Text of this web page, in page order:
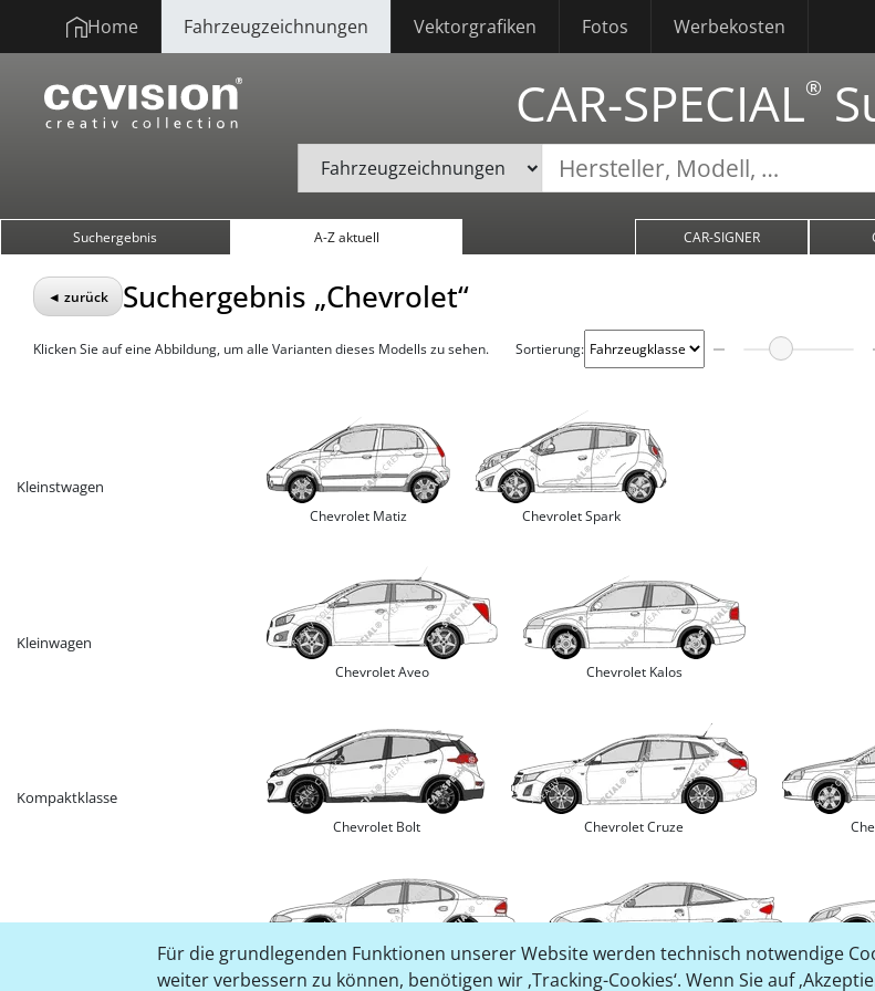
Für die grundlegenden Funktionen unserer Website werden technisch notwendige
weiter verbessern zu können, benötigen wir ‚Tracking-Cookies‘. Wenn Sie auf
Home Fahrzeugzeichnungen Vektorgrafiken Fotos Werbekosten
CAR-SPECIAL®
Suchergebnis A-Z aktuell CAR-SIGNER
◄ zurück Suchergebnis „Chevrolet“
Klicken Sie auf eine Abbildung, um alle Varianten dieses Modells zu sehen. Sortierung:
Kleinstwagen
Chevrolet Matiz Chevrolet Spark
Kleinwagen
Chevrolet Aveo Chevrolet Kalos
Kompaktklasse
Chevrolet Bolt Chevrolet Cruze
Chevrolet Alero Chevrolet Cavalier